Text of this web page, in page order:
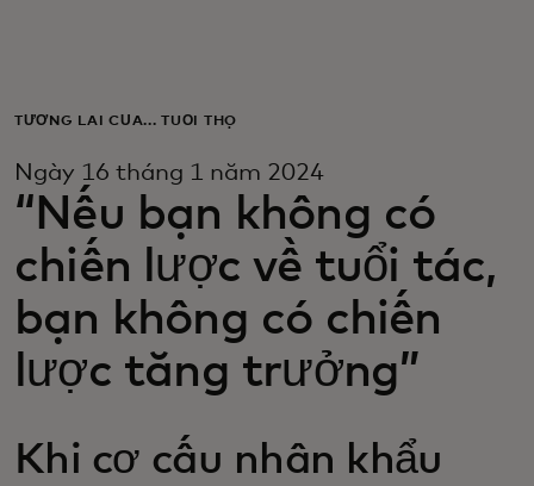
Dành cho doanh nghiệp
Dành cho thế giới
Dành cho nhà đổi mới
Tin tức và xu hướng
TƯƠNG LAI CỦA... TUỔI THỌ
Ngày 16 tháng 1 năm 2024
“Nếu bạn không có
chiến lược về tuổi tác,
bạn không có chiến
lược tăng trưởng”
Khi cơ cấu nhân khẩu